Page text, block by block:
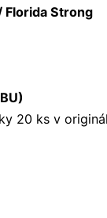
Florida Strong
20 ks v